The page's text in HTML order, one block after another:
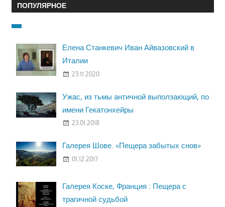
ПОПУЛЯРНОЕ
Елена Станкевич Иван Айвазовский в
Италии
23.11.2020
Ужас, из тьмы античной выползающий, по
имени Гекатонхейры
23.01.2018
Галерея Шове. «Пещера забытых снов»
01.12.2017
Галерея Коске, Франция : Пещера с
трагичной судьбой